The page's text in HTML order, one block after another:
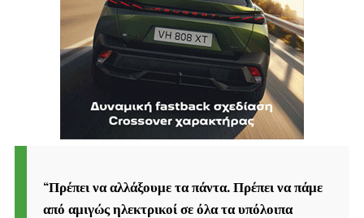
“Πρέπει να αλλάξουμε τα πάντα. Πρέπει να πάμε
από αμιγώς ηλεκτρικοί σε όλα τα υπόλοιπα